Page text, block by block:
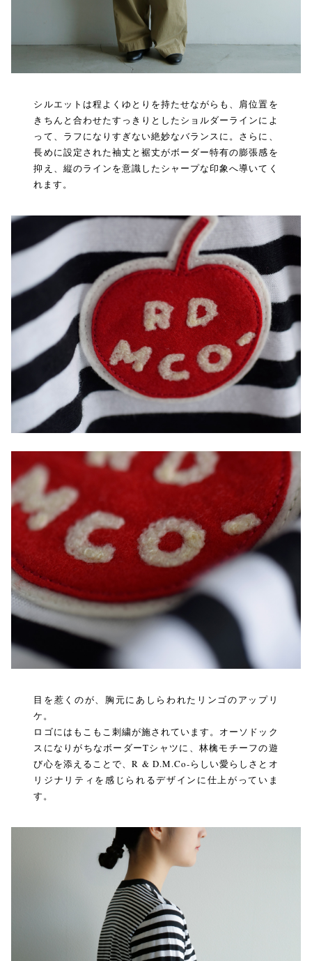
シルエットは程よくゆとりを持たせながらも、肩位置を
きちんと合わせたすっきりとしたショルダーラインによ
って、ラフになりすぎない絶妙なバランスに。さらに、
長めに設定された袖丈と裾丈がボーダー特有の膨張感を
抑え、縦のラインを意識したシャープな印象へ導いてく
れます。
目を惹くのが、胸元にあしらわれたリンゴのアップリ
ケ。
ロゴにはもこもこ刺繍が施されています。オーソドック
スになりがちなボーダーTシャツに、林檎モチーフの遊
び心を添えることで、R & D.M.Co-らしい愛らしさとオ
リジナリティを感じられるデザインに仕上がっていま
す。